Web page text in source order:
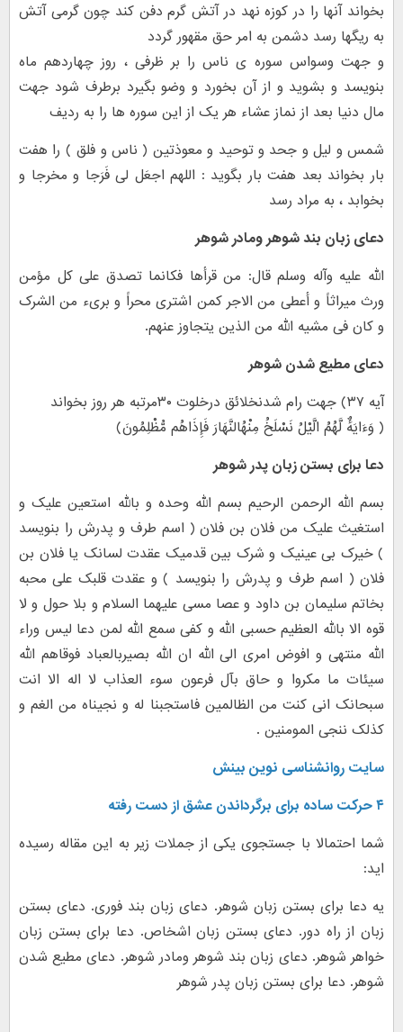
بخواند آنها را در کوزه نهد در آتش گرم دفن کند چون گرمی آتش
به ریگها رسد دشمن به امر حق مقهور گردد
و جهت وسواس سوره ی ناس را بر ظرفی ، روز چهاردهم ماه
بنویسد و بشوید و از آن بخورد و وضو بگیرد برطرف شود جهت
مال دنیا بعد از نماز عشاء هر یک از این سوره ها را به ردیف
شمس و لیل و جحد و توحید و معوذتین ( ناس و فلق ) را هفت
بار بخواند بعد هفت بار بگوید : اللهم اجعَل لی فَرَجا و مخرجا و
بخوابد ، به مراد رسد
دعای زبان بند شوهر ومادر شوهر
الله علیه وآله وسلم قال: من قرأها فکانما تصدق علی کل مؤمن
ورث میراثاً و أعطی من الاجر کمن اشتری محراً و بریء من الشرک
و کان فی مشیه الله من الذین یتجاوز عنهم.
دعای مطیع شدن شوهر
آیه ۳۷) جهت رام شدنخلائق درخلوت ۳۰مرتبه هر روز بخواند
( وَءَایَهٌٔ لَّهُمُ الَّیْلُ نَسْلَخُ مِنْهُالنَّهَارَ فَإِذَاهُم مُّظْلِمُونَ)
دعا برای بستن زبان پدر شوهر
بسم الله الرحمن الرحیم بسم الله وحده و بالله استعین علیک و
استغیث علیک من فلان بن فلان ( اسم طرف و پدرش را بنویسد
) خیرک بی عینیک و شرک بین قدمیک عقدت لسانک یا فلان بن
فلان ( اسم طرف و پدرش را بنویسد ) و عقدت قلبک علی محبه
بخاتم سلیمان بن داود و عصا مسی علیهما السلام و بلا حول و لا
قوه الا بالله العظیم حسبی الله و کفی سمع الله لمن دعا لیس وراء
الله منتهی و افوض امری الی الله ان الله بصیربالعباد فوقاهم الله
سیئات ما مکروا و حاق بآل فرعون سوء العذاب لا اله الا انت
سبحانک انی کنت من الظالمین فاستجبنا له و نجیناه من الغم و
کذلک ننجی المومنین .
سایت روانشناسی نوین بینش
۴ حرکت ساده برای برگرداندن عشق از دست رفته
شما احتمالا با جستجوی یکی از جملات زیر به این مقاله رسیده
اید:
یه دعا برای بستن زبان شوهر. دعای زبان بند فوری. دعای بستن
زبان از راه دور. دعای بستن زبان اشخاص. دعا برای بستن زبان
خواهر شوهر. دعای زبان بند شوهر ومادر شوهر. دعای مطیع شدن
شوهر. دعا برای بستن زبان پدر شوهر